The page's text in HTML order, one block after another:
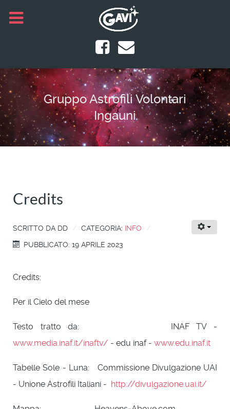
Gruppo Astrofili Volontari
Ingauni
Credits
SCRITTO DA DD CATEGORIA: INFO
PUBBLICATO: 19 APRILE 2023
Credits:
Per il Cielo del mese
Testo tratto da: INAF TV -
www.media.inaf.it/inaftv/ - edu inaf - www.edu.inaf.it
Tabelle Sole - Luna: Commissione Divulgazione UAI
- Unione Astrofili Italiani - http://divulgazione.uai.it/